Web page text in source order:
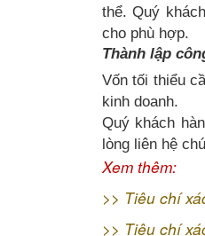
thể. Quý
cho phù hợp.
Thành lập
Vốn tối thiểu
kinh doanh.
Quý khách
lòng liên hệ
Xem thêm:
>> Tiêu chí
>> Tiêu chí